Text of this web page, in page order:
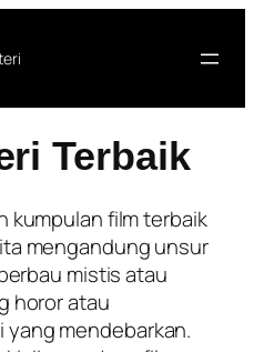
Terbaik
kumpulan film terbaik
mengandung unsur
mistis atau
horor atau
mendebarkan.